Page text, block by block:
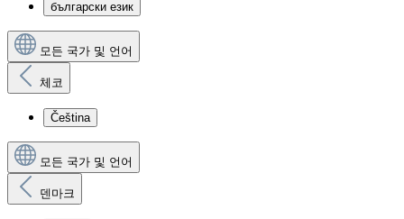
български език
모든 국가 및 언어
체코
Čeština
모든 국가 및 언어
덴마크